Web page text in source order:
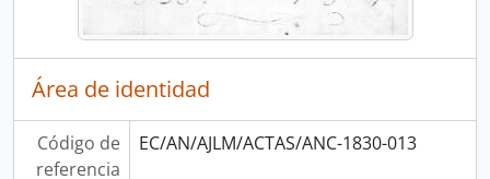
Área de identidad
Código de
referencia
EC/AN/AJLM/ACTAS/ANC-1830-013